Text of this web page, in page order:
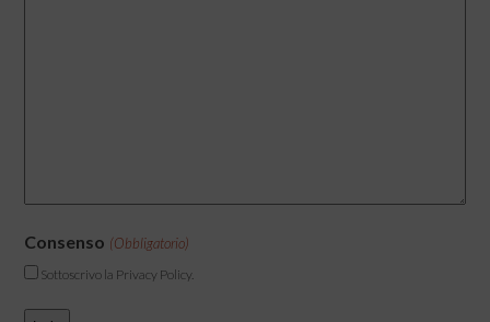
Consenso (Obbligatorio)
Sottoscrivo la Privacy Policy.